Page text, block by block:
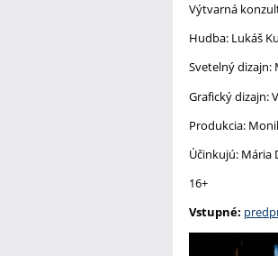
Výtvarná
Hudba: Lukáš
Svetelný dizajn:
Grafický dizajn:
Produkcia:
Účinkujú: Mária
16+
Vstupné: